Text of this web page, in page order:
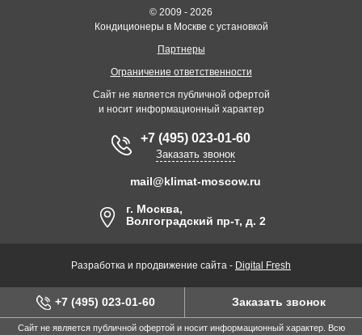
© 2009 - 2026
Кондиционеры в Москве с установкой
Партнеры
Ограничение ответственности
Сайт не является публичной офертой
и носит информационный характер
+7 (495) 023-01-60
Заказать звонок
mail@klimat-moscow.ru
г. Москва,
Волгоградский пр-т, д. 2
Разработка и продвижение сайта - Digital Fresh
+7 (495) 023-01-60 Заказать звонок
Сайт не является публичной офертой и носит информационный характер. Всю